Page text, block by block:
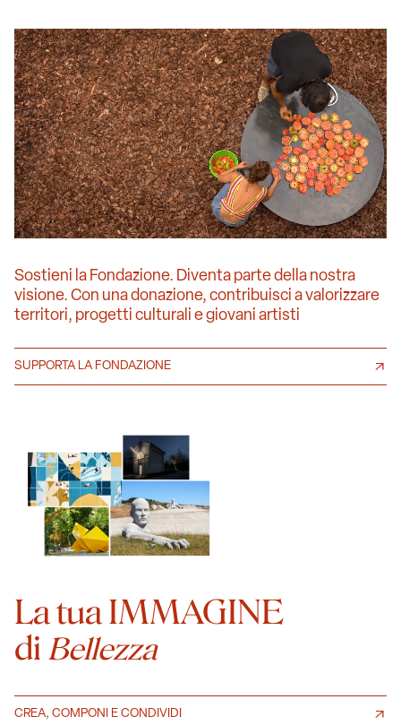
Sostieni la Fondazione. Diventa parte della nostra
visione. Con una donazione, contribuisci a valorizzare
territori, progetti culturali e giovani artisti
SUPPORTA LA FONDAZIONE
La tua IMMAGINE
di Bellezza
CREA, COMPONI E CONDIVIDI